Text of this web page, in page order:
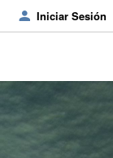
Iniciar Sesión